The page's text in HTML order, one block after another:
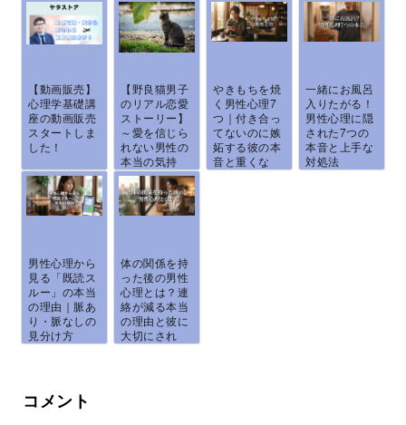
【動画販売】
心理学基礎講
座の動画販売
スタートしま
した！
【野良猫男子
のリアル恋愛
ストーリー】
～愛を信じら
れない男性の
本当の気持
ち...
やきもちを焼
く男性心理7
つ｜付き合っ
てないのに嫉
妬する彼の本
音と重くな
ら...
一緒にお風呂
入りたがる！
男性心理に隠
された7つの
本音と上手な
対処法
男性心理から
見る「既読ス
ルー」の本当
の理由｜脈あ
り・脈なしの
見分け方
と、...
体の関係を持
った後の男性
心理とは？連
絡が減る本当
の理由と彼に
大切にされ
る...
コメント